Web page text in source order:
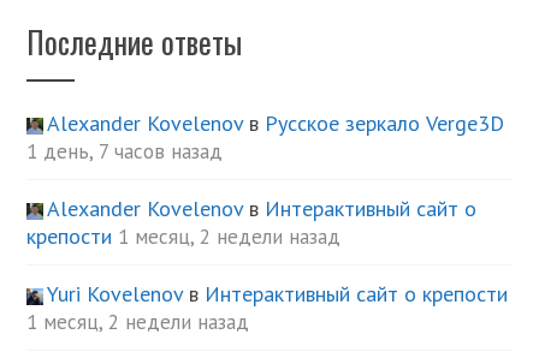
Последние ответы
Alexander Kovelenovв Русское зеркало Verge3D
1 день, 7 часов назад
Alexander Kovelenovв Интерактивный сайт о
крепости 1 месяц, 2 недели назад
Yuri Kovelenovв Интерактивный сайт о крепости
1 месяц, 2 недели назад